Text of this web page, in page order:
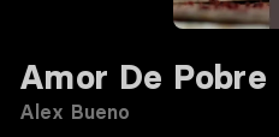
Amor De Pobre
Alex Bueno